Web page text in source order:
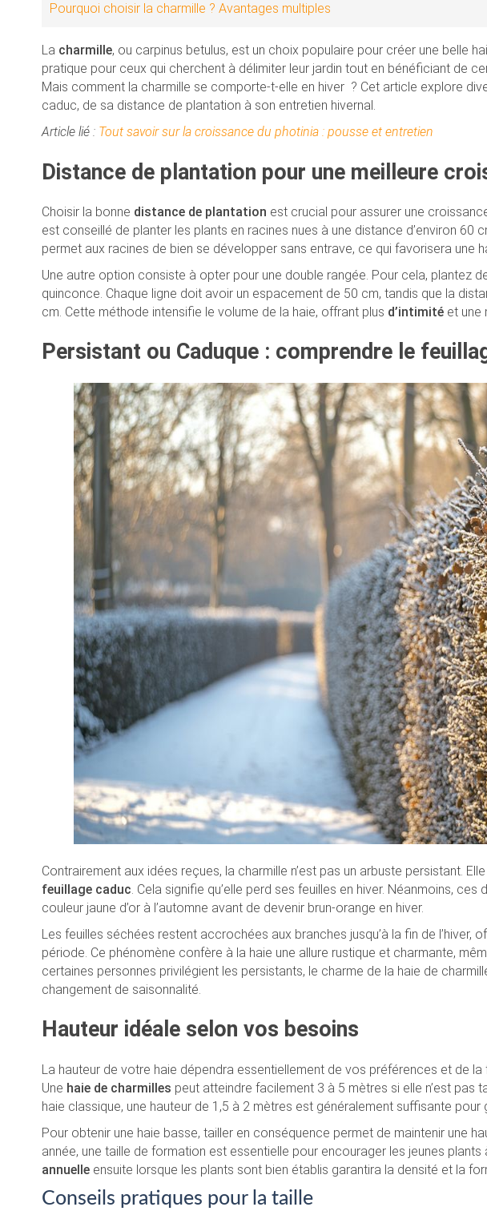
Pourquoi choisir la charmille ? Avantages multiples
La charmille, ou carpinus betulus, est un choix populaire pour créer une belle
pratique pour ceux qui cherchent à délimiter leur jardin tout en bénéficiant de
Mais comment la charmille se comporte-t-elle en hiver ? Cet article explore
caduc, de sa distance de plantation à son entretien hivernal.
Article lié : Tout savoir sur la croissance du photinia : pousse et entretien
Distance de plantation pour une meilleure
Choisir la bonne distance de plantation est crucial pour assurer une
est conseillé de planter les plants en racines nues à une distance d’environ 60
permet aux racines de bien se développer sans entrave, ce qui favorisera une
Une autre option consiste à opter pour une double rangée. Pour cela, plantez
quinconce. Chaque ligne doit avoir un espacement de 50 cm, tandis que la
cm. Cette méthode intensifie le volume de la haie, offrant plus d’intimité et une
Persistant ou Caduque : comprendre le
Contrairement aux idées reçues, la charmille n’est pas un arbuste persistant.
feuillage caduc. Cela signifie qu’elle perd ses feuilles en hiver. Néanmoins,
couleur jaune d’or à l’automne avant de devenir brun-orange en hiver.
Les feuilles séchées restent accrochées aux branches jusqu’à la fin de l’hiver,
période. Ce phénomène confère à la haie une allure rustique et charmante,
certaines personnes privilégient les persistants, le charme de la haie de
changement de saisonnalité.
Hauteur idéale selon vos besoins
La hauteur de votre haie dépendra essentiellement de vos préférences et de
Une haie de charmilles peut atteindre facilement 3 à 5 mètres si elle n’est pas
haie classique, une hauteur de 1,5 à 2 mètres est généralement suffisante pour
Pour obtenir une haie basse, tailler en conséquence permet de maintenir une
année, une taille de formation est essentielle pour encourager les jeunes
annuelle ensuite lorsque les plants sont bien établis garantira la densité et la
Conseils pratiques pour la taille